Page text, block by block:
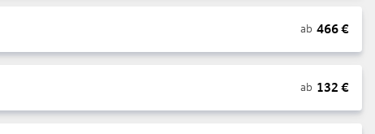
ab 466€
ab 132 €